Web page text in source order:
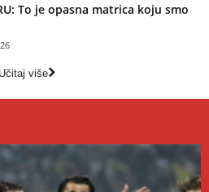
To je opasna matrica koju smo
Učitaj više